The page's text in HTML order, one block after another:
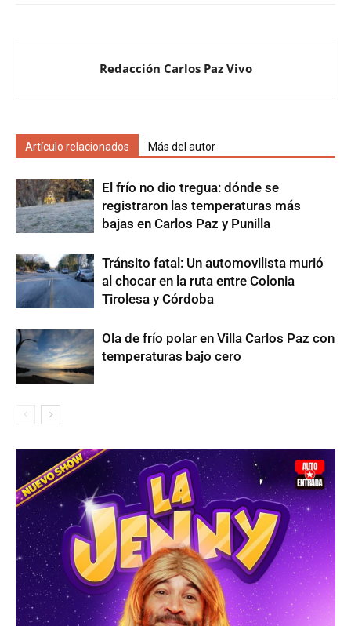
Redacción Carlos Paz Vivo
Artículo relacionados Más del autor
El frío no dio tregua: dónde se
registraron las temperaturas más
bajas en Carlos Paz y Punilla
Tránsito fatal: Un automovilista murió
al chocar en la ruta entre Colonia
Tirolesa y Córdoba
Ola de frío polar en Villa Carlos Paz con
temperaturas bajo cero